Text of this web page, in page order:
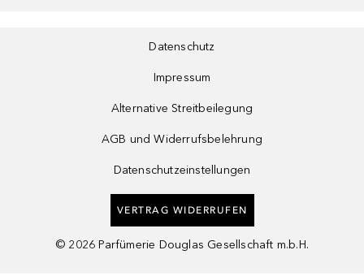
Datenschutz
Impressum
Alternative Streitbeilegung
AGB und Widerrufsbelehrung
Datenschutzeinstellungen
VERTRAG WIDERRUFEN
© 2026 Parfümerie Douglas Gesellschaft m.b.H.